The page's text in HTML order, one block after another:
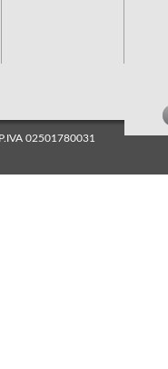
02501780031